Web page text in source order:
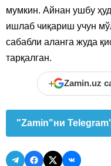
мумкин. Айнан ушбу
ишлаб чиқариш учун
сабабли аланга жуда
тарқалган.
+ Zamin.uz
"Zamin"ни